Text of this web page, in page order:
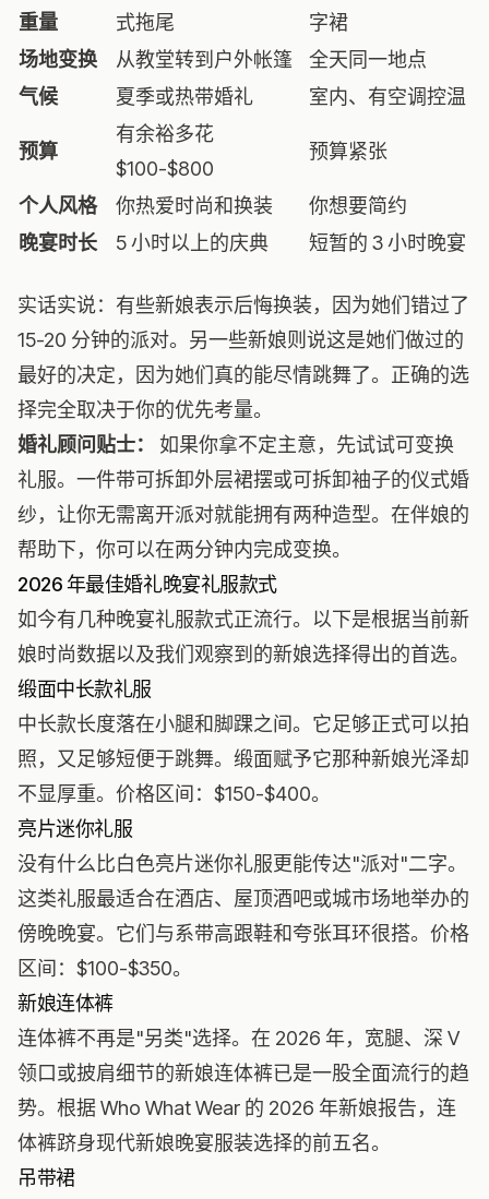
重量 式拖尾
字裙
场地变换
从教堂转到户外帐篷
全天同一地点
气候
夏季或热带婚礼 室内、有空调控温
预算
有余裕多花
$100-$800
预算紧张
个人风格 你热爱时尚和换装
你想要简约
晚宴时长
5 小时以上的庆典 短暂的 3 小时晚宴
实话实说：有些新娘表示后悔换装，因为她们错过了
15-20 分钟的派对。另一些新娘则说这是她们做过的
最好的决定，因为她们真的能尽情跳舞了。正确的选
择完全取决于你的优先考量。
婚礼顾问贴士：
如果你拿不定主意，先试试可变换
礼服。一件带可拆卸外层裙摆或可拆卸袖子的仪式婚
纱，让你无需离开派对就能拥有两种造型。在伴娘的
帮助下，你可以在两分钟内完成变换。
2026 年最佳婚礼晚宴礼服款式
如今有几种晚宴礼服款式正流行。以下是根据当前新
娘时尚数据以及我们观察到的新娘选择得出的首选。
缎面中长款礼服
中长款长度落在小腿和脚踝之间。它足够正式可以拍
照，又足够短便于跳舞。缎面赋予它那种新娘光泽却
不显厚重。价格区间：$150-$400。
亮片迷你礼服
没有什么比白色亮片迷你礼服更能传达"派对"二字。
这类礼服最适合在酒店、屋顶酒吧或城市场地举办的
傍晚晚宴。它们与系带高跟鞋和夸张耳环很搭。价格
区间：$100-$350。
新娘连体裤
连体裤不再是"另类"选择。在 2026 年，宽腿、深 V
领口或披肩细节的新娘连体裤已是一股全面流行的趋
势。根据Who What Wear 的 2026 年新娘报告，连
体裤跻身现代新娘晚宴服装选择的前五名。
吊带裙